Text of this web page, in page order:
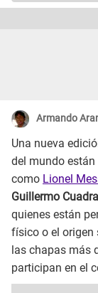
Armando
Una nueva
del mundo
como Lionel
Guillermo
quienes están
físico o el origen
las chapas más
participan en el